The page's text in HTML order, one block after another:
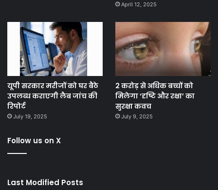
April 12, 2025
यूपी सरकार मरीजों को घर बैठे
उपलब्ध कराएगी लैब जांच की
रिपोर्ट
July 19, 2025
2 करोड़ से अधिक बच्चों को
मिलेगा ‘दृष्टि और रक्षा’ का
सुरक्षा कवच
July 9, 2025
Follow us on X
Last Modified Posts